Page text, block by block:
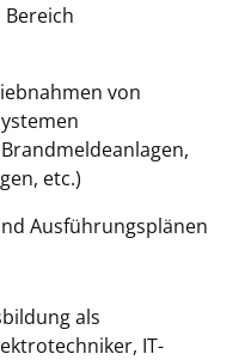
von
etc.)
Ausführungsplänen
als
IT-